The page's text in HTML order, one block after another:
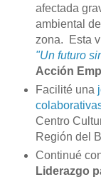
afectada
ambiental
zona. Esta
"Un futuro
Acción
Facilité una
Centro
Región del
Continué
Liderazgo